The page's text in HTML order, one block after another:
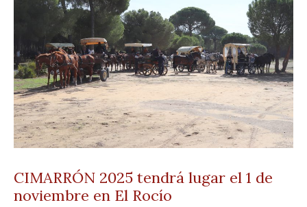
CIMARRÓN 2025 tendrá lugar el 1 de
noviembre en El Rocío